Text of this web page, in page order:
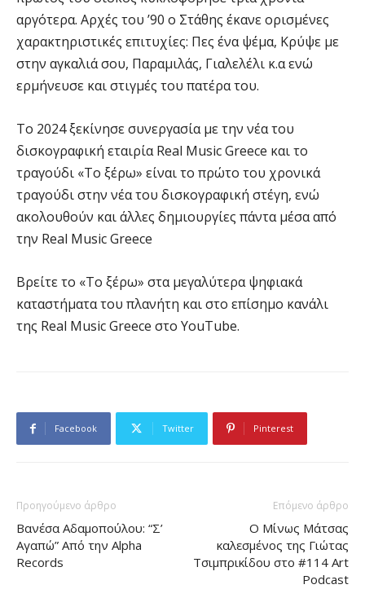
αργότερα. Αρχές του ’90 ο Στάθης έκανε ορισμένες
χαρακτηριστικές επιτυχίες: Πες ένα ψέμα, Κρύψε με
στην αγκαλιά σου, Παραμιλάς, Γιαλελέλι κ.α ενώ
ερμήνευσε και στιγμές του πατέρα του.
Το 2024 ξεκίνησε συνεργασία με την νέα του
δισκογραφική εταιρία Real Music Greece και το
τραγούδι «Το ξέρω» είναι το πρώτο του χρονικά
τραγούδι στην νέα του δισκογραφική στέγη, ενώ
ακολουθούν και άλλες δημιουργίες πάντα μέσα από
την Real Music Greece
Βρείτε το «Το ξέρω» στα μεγαλύτερα ψηφιακά
καταστήματα του πλανήτη και στο επίσημο κανάλι
της Real Music Greece στο YouTube.
Facebook Twitter Pinterest
Προηγούμενο άρθρο
Βανέσα Αδαμοπούλου: “Σ’
Αγαπώ” Από την Alpha
Records
Επόμενο άρθρο
Ο Μίνως Μάτσας
καλεσμένος της Γιώτας
Τσιμπρικίδου στο #114 Art
Podcast